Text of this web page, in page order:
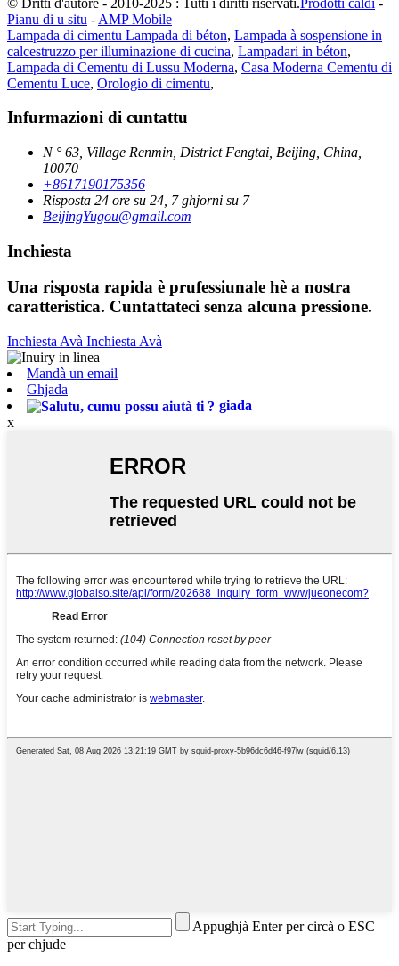
Pianu di u situ - AMP Mobile
Lampada di cimentu Lampada di béton, Lampada à sospensione in
calcestruzzo per illuminazione di cucina, Lampadari in béton,
Lampada di Cementu di Lussu Moderna, Casa Moderna Cementu di
Cementu Luce, Orologio di cimentu,
Infurmazioni di cuntattu
N ° 63, Village Renmin, District Fengtai, Beijing, China,
10070
+8617190175356
Risposta 24 ore su 24, 7 ghjorni su 7
BeijingYugou@gmail.com
Inchiesta
Una risposta rapida è prufessiunale hè a nostra
caratteristica. Cuntattateci senza alcuna pressione.
Inchiesta Avà Inchiesta Avà
Mandà un email
Ghjada
giada
x
Appughjà Enter per circà o ESC
per chjude